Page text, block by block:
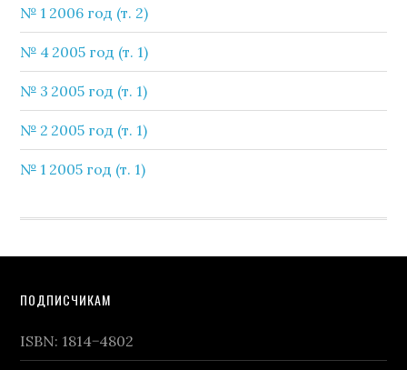
№ 1 2006 год (т. 2)
№ 4 2005 год (т. 1)
№ 3 2005 год (т. 1)
№ 2 2005 год (т. 1)
№ 1 2005 год (т. 1)
Footer
ПОДПИСЧИКАМ
ISBN: 1814−4802